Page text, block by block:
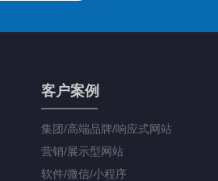
客户案例
集团/高端品牌/响应式网站
营销/展示型网站
软件/微信/小程序